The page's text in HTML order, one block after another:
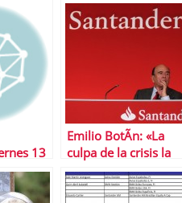
13
Emilio BotÃ­n: «La
culpa de la crisis la
tienen los polÃ­ticos»